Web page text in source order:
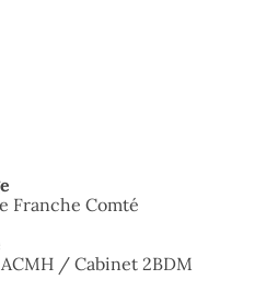
Franche Comté
/ Cabinet 2BDM